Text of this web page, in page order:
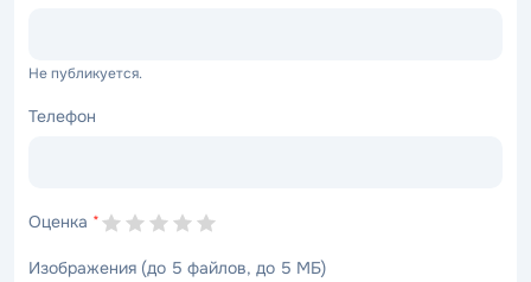
Не публикуется.
Телефон
Оценка *
Изображения (до 5 файлов, до 5 МБ)